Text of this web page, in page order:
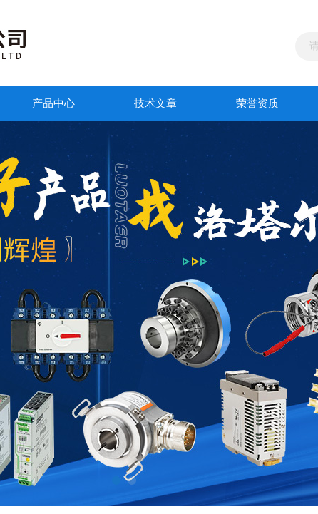
产品中心 技术文章 荣誉资质